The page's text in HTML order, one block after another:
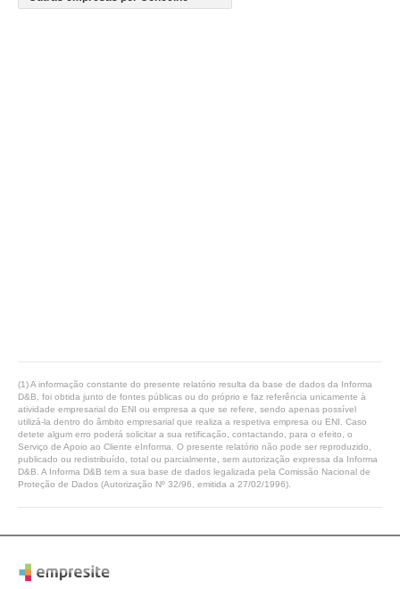
(1) A informação constante do presente relatório resulta da base de dados da Informa
D&B, foi obtida junto de fontes públicas ou do próprio e faz referência unicamente à
atividade empresarial do ENI ou empresa a que se refere, sendo apenas possível
utilizá-la dentro do âmbito empresarial que realiza a respetiva empresa ou ENI. Caso
detete algum erro poderá solicitar a sua retificação, contactando, para o efeito, o
Serviço de Apoio ao Cliente eInforma. O presente relatório não pode ser reproduzido,
publicado ou redistribuído, total ou parcialmente, sem autorização expressa da Informa
D&B. A Informa D&B tem a sua base de dados legalizada pela Comissão Nacional de
Proteção de Dados (Autorização Nº 32/96, emitida a 27/02/1996).